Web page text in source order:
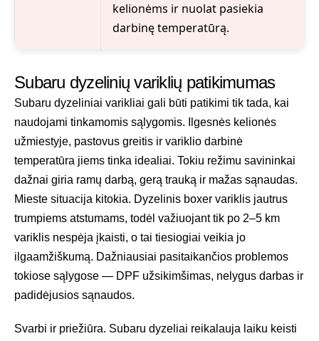
kelionėms ir nuolat pasiekia
darbinę temperatūrą.
Subaru dyzelinių variklių patikimumas
Subaru dyzeliniai varikliai gali būti patikimi tik tada, kai
naudojami tinkamomis sąlygomis. Ilgesnės kelionės
užmiestyje, pastovus greitis ir variklio darbinė
temperatūra jiems tinka idealiai. Tokiu režimu savininkai
dažnai giria ramų darbą, gerą trauką ir mažas sąnaudas.
Mieste situacija kitokia. Dyzelinis boxer variklis jautrus
trumpiems atstumams, todėl važiuojant tik po 2–5 km
variklis nespėja įkaisti, o tai tiesiogiai veikia jo
ilgaamžiškumą. Dažniausiai pasitaikančios problemos
tokiose sąlygose — DPF užsikimšimas, nelygus darbas ir
padidėjusios sąnaudos.
Svarbi ir priežiūra. Subaru dyzeliai reikalauja laiku keisti